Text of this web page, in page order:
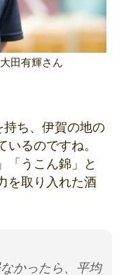
田有輝さん
ち、伊賀の地の
るのですね。
「うこん錦」と
を取り入れた酒
かったら、平均